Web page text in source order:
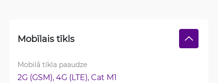
Mobīlais tīkls
Mobilā tīkla paaudze
2G (GSM), 4G (LTE), Cat M1